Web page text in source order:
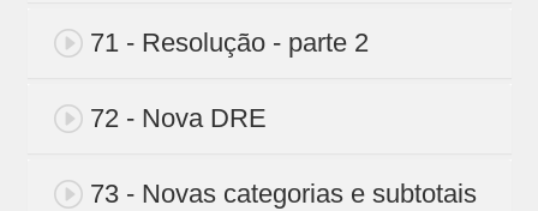
71 - Resolução - parte 2
72 - Nova DRE
73 - Novas categorias e subtotais